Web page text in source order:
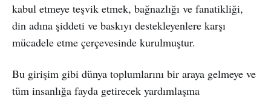
kabul etmeye teşvik etmek, bağnazlığı ve fanatikliği,
din adına şiddeti ve baskıyı destekleyenlere karşı
mücadele etme çerçevesinde kurulmuştur.
Bu girişim gibi dünya toplumlarını bir araya gelmeye ve
tüm insanlığa fayda getirecek yardımlaşma